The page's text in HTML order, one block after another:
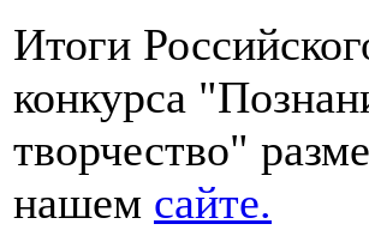
Итоги
конкурса
творчество"
нашем сайте.